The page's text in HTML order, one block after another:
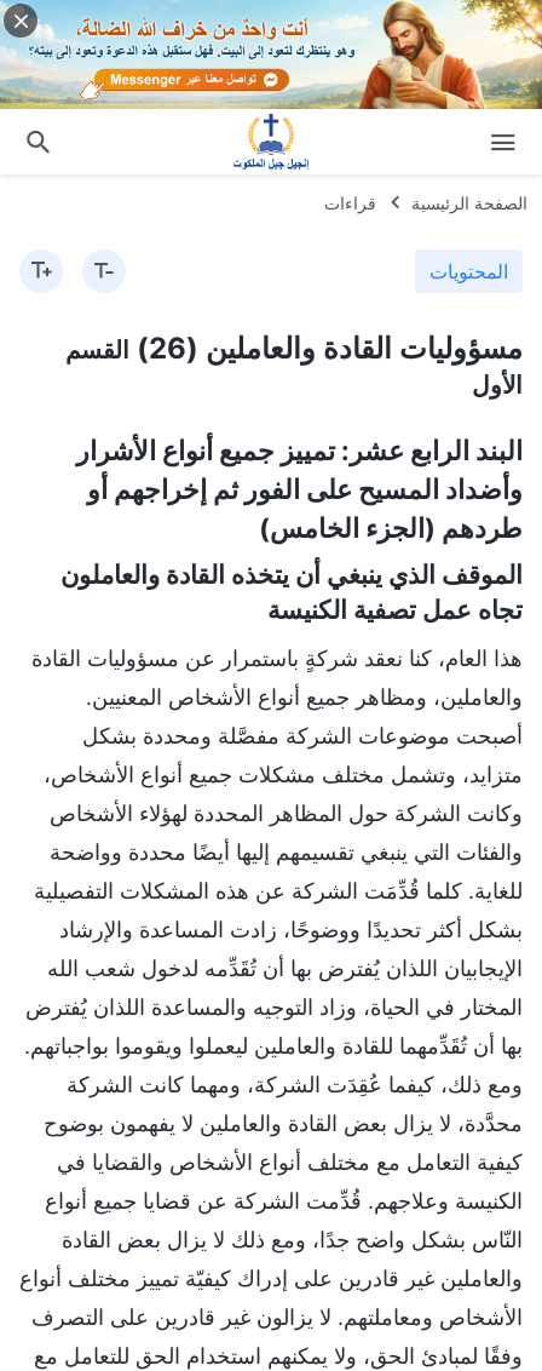
الصفحة الرئيسية قراءات
المحتويات
مسؤوليات القادة والعاملين (26)
القسم
الأول
البند الرابع عشر: تمييز جميع أنواع الأشرار
وأضداد المسيح على الفور ثم إخراجهم أو
طردهم (الجزء الخامس)
الموقف الذي ينبغي أن يتخذه القادة والعاملون
تجاه عمل تصفية الكنيسة
هذا العام، كنا نعقد شركةٍ باستمرار عن مسؤوليات القادة
والعاملين، ومظاهر جميع أنواع الأشخاص المعنيين.
أصبحت موضوعات الشركة مفصَّلة ومحددة بشكل
متزايد، وتشمل مختلف مشكلات جميع أنواع الأشخاص،
وكانت الشركة حول المظاهر المحددة لهؤلاء الأشخاص
والفئات التي ينبغي تقسيمهم إليها أيضًا محددة وواضحة
للغاية. كلما قُدِّمَت الشركة عن هذه المشكلات التفصيلية
بشكل أكثر تحديدًا ووضوحًا، زادت المساعدة والإرشاد
الإيجابيان اللذان يُفترض بها أن تُقَدِّمه لدخول شعب الله
المختار في الحياة، وزاد التوجيه والمساعدة اللذان يُفترض
بها أن تُقَدِّمهما للقادة والعاملين ليعملوا ويقوموا بواجباتهم.
ومع ذلك، كيفما عُقِدَت الشركة، ومهما كانت الشركة
محدَّدة، لا يزال بعض القادة والعاملين لا يفهمون بوضوح
كيفية التعامل مع مختلف أنواع الأشخاص والقضايا في
الكنيسة وعلاجهم. قُدِّمت الشركة عن قضايا جميع أنواع
النّاس بشكل واضح جدًا، ومع ذلك لا يزال بعض القادة
والعاملين غير قادرين على إدراك كيفيّة تمييز مختلف أنواع
الأشخاص ومعاملتهم. لا يزالون غير قادرين على التصرف
وفقًا لمبادئ الحق، ولا يمكنهم استخدام الحق للتعامل مع